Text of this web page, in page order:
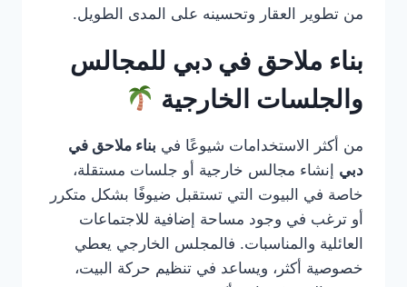
من تطوير العقار وتحسينه على المدى الطويل.
بناء ملاحق في دبي للمجالس
والجلسات الخارجية
من أكثر الاستخدامات شيوعًا في بناء ملاحق في
دبي إنشاء مجالس خارجية أو جلسات مستقلة،
خاصة في البيوت التي تستقبل ضيوفًا بشكل متكرر
أو ترغب في وجود مساحة إضافية للاجتماعات
العائلية والمناسبات. فالمجلس الخارجي يعطي
خصوصية أكثر، ويساعد في تنظيم حركة البيت،